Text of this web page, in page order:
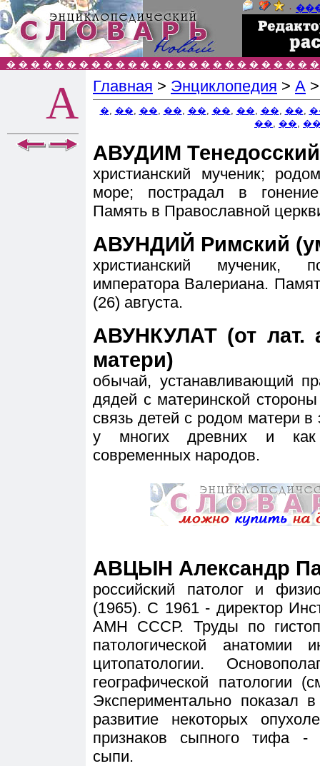
٠
� � � � � � � � � � � � � � � � � � � � � � � � � �
А Главная > Энциклопедия > А
�, ��, ��, ��, ��, ��, ��, ��, ��,
��, ��,
АВУДИМ
христианский мученик;
море; пострадал в
Память в Православной
АВУНДИЙ Римский
христианский мученик,
императора Валериана.
(26) августа.
АВУНКУЛАТ (от лат.
матери)
обычай, устанавливающий
дядей с материнской
связь детей с родом матери в
у многих древних и как
современных народов.
АВЦЫН Александр
российский патолог и
(1965). С 1961 - директор
АМН СССР. Труды по
патологической анатомии
цитопатологии.
географической патологии
Экспериментально показал
развитие некоторых
признаков сыпного тифа -
сыпи.